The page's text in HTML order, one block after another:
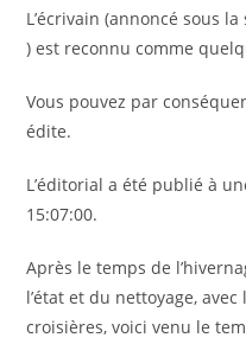
L’écrivain (annoncé sous
) est reconnu comme
Vous pouvez par
édite.
L’éditorial a été publié à
15:07:00.
Après le temps de
l’état et du nettoyage,
croisières, voici venu le